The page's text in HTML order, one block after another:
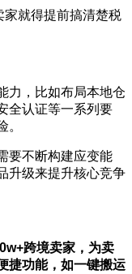
家就得提前搞清楚税
力，比如布局本地仓
全认证等一系列要
。
要不断构建应变能
升级来提升核心竞争
跨境卖家，为卖
捷功能，如一键搬运